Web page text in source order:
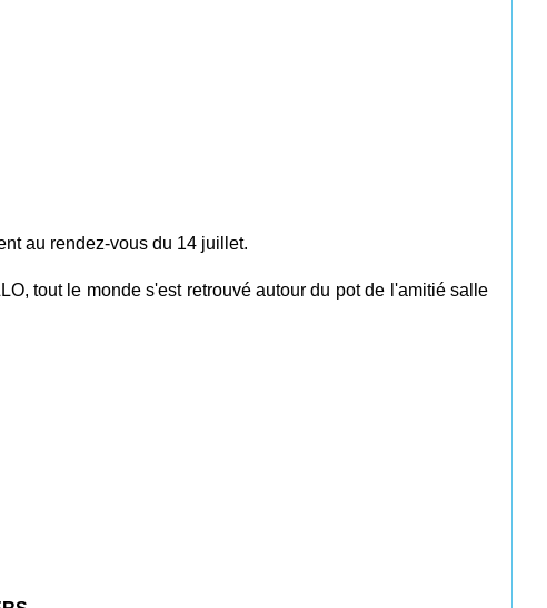
au rendez-vous du 14 juillet.
tout le monde s'est retrouvé autourdu pot de l'amitié salle